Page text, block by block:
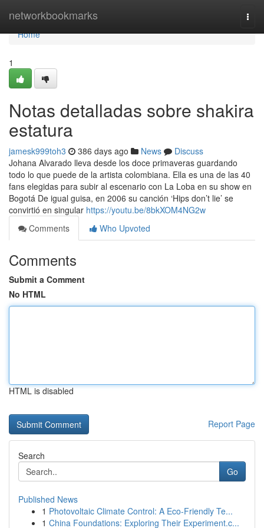
networkbookmarks
Home
Home
1
Notas detalladas sobre shakira
estatura
jamesk999toh3 386 days ago News
Discuss
Johana Alvarado lleva desde los doce primaveras guardando
todo lo que puede de la artista colombiana. Ella es una de las 40
fans elegidas para subir al escenario con La Loba en su show en
Bogotá De igual guisa, en 2006 su canción ‘Hips don’t lie’ se
convirtió en singular https://youtu.be/8bkXOM4NG2w
Comments
Who Upvoted
Comments
Submit a Comment
No HTML
HTML is disabled
Report Page
Search
Go
Published News
1 Photovoltaic Climate Control: A Eco-Friendly Te...
1 China Foundations: Exploring Their Experiment.c...